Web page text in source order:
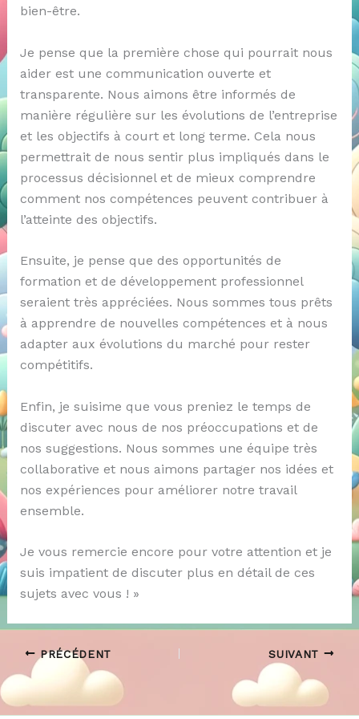
bien-être.
Je pense que la première chose qui pourrait nous
aider est une communication ouverte et
transparente. Nous aimons être informés de
manière régulière sur les évolutions de l’entreprise
et les objectifs à court et long terme. Cela nous
permettrait de nous sentir plus impliqués dans le
processus décisionnel et de mieux comprendre
comment nos compétences peuvent contribuer à
l’atteinte des objectifs.
Ensuite, je pense que des opportunités de
formation et de développement professionnel
seraient très appréciées. Nous sommes tous prêts
à apprendre de nouvelles compétences et à nous
adapter aux évolutions du marché pour rester
compétitifs.
Enfin, je suisime que vous preniez le temps de
discuter avec nous de nos préoccupations et de
nos suggestions. Nous sommes une équipe très
collaborative et nous aimons partager nos idées et
nos expériences pour améliorer notre travail
ensemble.
Je vous remercie encore pour votre attention et je
suis impatient de discuter plus en détail de ces
sujets avec vous ! »
PRÉCÉDENT SUIVANT